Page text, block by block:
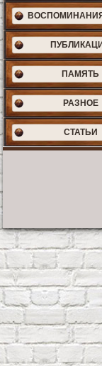
ПАМЯТЬ
РАЗНОЕ
СТАТЬИ